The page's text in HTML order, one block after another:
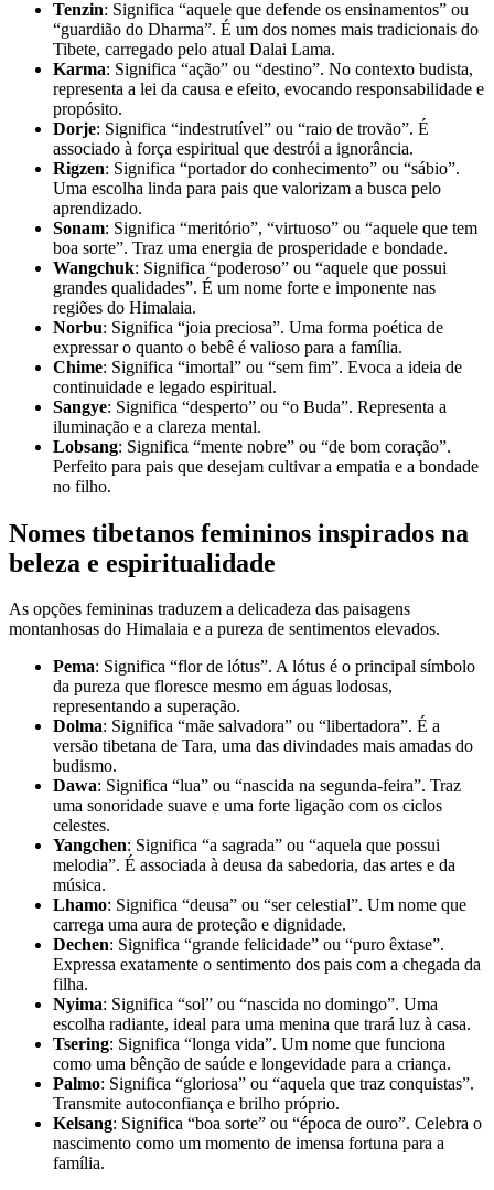
Tenzin: Significa “aquele que defende os ensinamentos” ou
“guardião do Dharma”. É um dos nomes mais tradicionais do
Tibete, carregado pelo atual Dalai Lama.
Karma: Significa “ação” ou “destino”. No contexto budista,
representa a lei da causa e efeito, evocando responsabilidade e
propósito.
Dorje: Significa “indestrutível” ou “raio de trovão”. É
associado à força espiritual que destrói a ignorância.
Rigzen: Significa “portador do conhecimento” ou “sábio”.
Uma escolha linda para pais que valorizam a busca pelo
aprendizado.
Sonam: Significa “meritório”, “virtuoso” ou “aquele que tem
boa sorte”. Traz uma energia de prosperidade e bondade.
Wangchuk: Significa “poderoso” ou “aquele que possui
grandes qualidades”. É um nome forte e imponente nas
regiões do Himalaia.
Norbu: Significa “joia preciosa”. Uma forma poética de
expressar o quanto o bebê é valioso para a família.
Chime: Significa “imortal” ou “sem fim”. Evoca a ideia de
continuidade e legado espiritual.
Sangye: Significa “desperto” ou “o Buda”. Representa a
iluminação e a clareza mental.
Lobsang: Significa “mente nobre” ou “de bom coração”.
Perfeito para pais que desejam cultivar a empatia e a bondade
no filho.
Nomes tibetanos femininos inspirados na
beleza e espiritualidade
As opções femininas traduzem a delicadeza das paisagens
montanhosas do Himalaia e a pureza de sentimentos elevados.
Pema: Significa “flor de lótus”. A lótus é o principal símbolo
da pureza que floresce mesmo em águas lodosas,
representando a superação.
Dolma: Significa “mãe salvadora” ou “libertadora”. É a
versão tibetana de Tara, uma das divindades mais amadas do
budismo.
Dawa: Significa “lua” ou “nascida na segunda-feira”. Traz
uma sonoridade suave e uma forte ligação com os ciclos
celestes.
Yangchen: Significa “a sagrada” ou “aquela que possui
melodia”. É associada à deusa da sabedoria, das artes e da
música.
Lhamo: Significa “deusa” ou “ser celestial”. Um nome que
carrega uma aura de proteção e dignidade.
Dechen: Significa “grande felicidade” ou “puro êxtase”.
Expressa exatamente o sentimento dos pais com a chegada da
filha.
Nyima: Significa “sol” ou “nascida no domingo”. Uma
escolha radiante, ideal para uma menina que trará luz à casa.
Tsering: Significa “longa vida”. Um nome que funciona
como uma bênção de saúde e longevidade para a criança.
Palmo: Significa “gloriosa” ou “aquela que traz conquistas”.
Transmite autoconfiança e brilho próprio.
Kelsang: Significa “boa sorte” ou “época de ouro”. Celebra o
nascimento como um momento de imensa fortuna para a
família.